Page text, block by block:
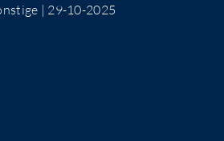
| 29-10-2025